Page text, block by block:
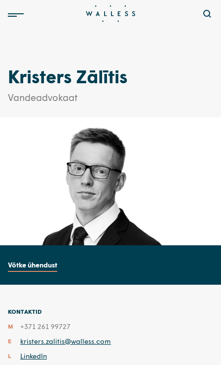
Kristers Zālītis
Vandeadvokaat
Võtke ühendust
KONTAKTID
M
+371 261 99727
E kristers.zalitis@walless.com
L LinkedIn